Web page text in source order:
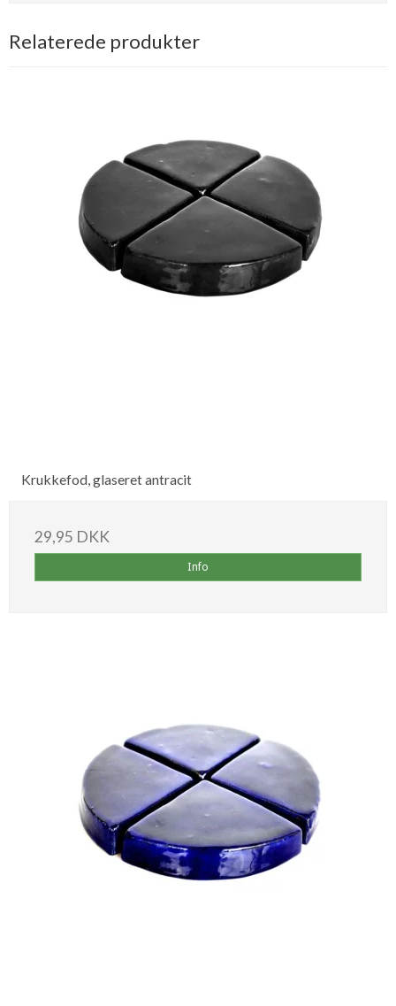
Relaterede produkter
Krukkefod, glaseret antracit
29,95 DKK
Info